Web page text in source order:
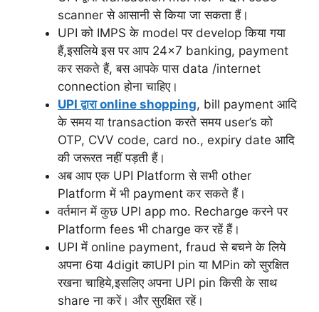
scanner से आसानी से किया जा सकता हैं।
UPI को IMPS के model पर develop किया गया
हैं,इसलिये इस पर आप 24×7 banking, payment
कर सकते हैं, बस आपके पास data /internet
connection होना चाहिए।
UPI द्वारा online shopping, bill payment आदि
के समय या transaction करते समय user’s को
OTP, CVV code, card no., expiry date आदि
की जरूरत नहीं पड़ती हैं।
अब आप एक UPI Platform से सभी other
Platform में भी payment कर सकते हैं।
वर्तमान में कुछ UPI app mo. Recharge करने पर
Platform fees भी charge कर रहें हैं।
UPI में online payment, fraud से बचने के लिये
अपना 6या 4digit काUPI pin या MPin को सुरक्षित
रखना चाहिये,इसलिए अपना UPI pin किसी के साथ
share ना करें। और सुरक्षित रहें।